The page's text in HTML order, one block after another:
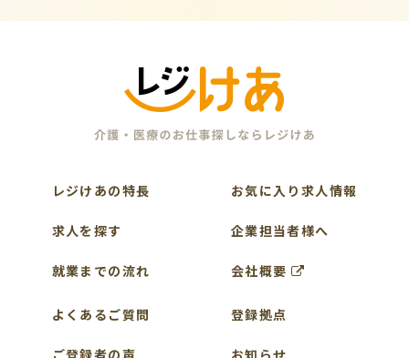
レジけあの特長
求人を探す
就業までの流れ
よくあるご質問
ご登録者の声
お気に入り求人情報
企業担当者様へ
会社概要
登録拠点
お知らせ